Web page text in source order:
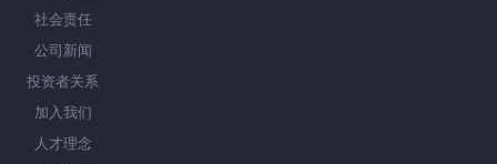
社会责任
公司新闻
投资者关系
加入我们
人才理念